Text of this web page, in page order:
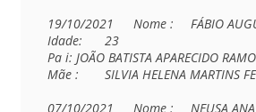
19/10/2021	Nome :	FÁBIO AUGUSTO RAMOS
Idade:	23
Pa i:	JOÃO BATISTA APARECIDO RAMOS
Mãe :	SILVIA HELENA MARTINS FERREIRA RAMOS
07/10/2021	Nome :	NEUSA ANA GERVASIO